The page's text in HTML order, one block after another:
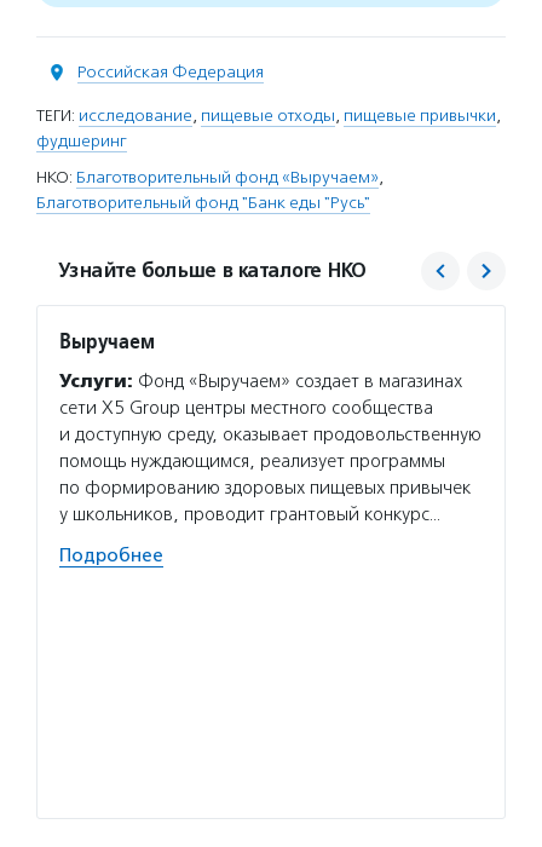
Российская Федерация
ТЕГИ: исследование, пищевые отходы, пищевые привычки,
фудшеринг
НКО: Благотворительный фонд «Выручаем»,
Благотворительный фонд "Банк еды "Русь"
Узнайте больше в каталоге НКО
Выручаем
Услуги: Фонд «Выручаем» создает в магазинах
сети Х5 Group центры местного сообщества
и доступную среду, оказывает продовольственную
помощь нуждающимся, реализует программы
по формированию здоровых пищевых привычек
у школьников, проводит грантовый конкурс…
Подробнее